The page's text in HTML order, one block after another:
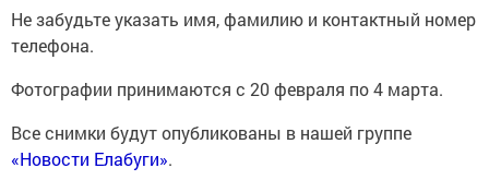
Не забудьте указать имя, фамилию и контактный номер
телефона.
Фотографии принимаются с 20 февраля по 4 марта.
Все снимки будут опубликованы в нашей группе
«Новости Елабуги».